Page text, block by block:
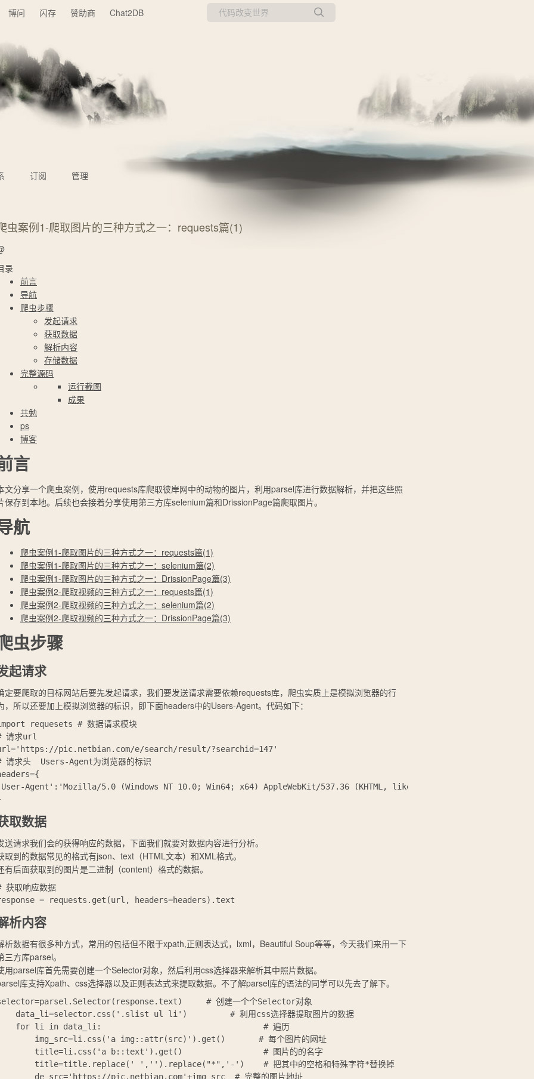
博问 闪存 赞助商 Chat2DB
订阅 管理
虫案例1-爬取图片的三种方式之一：requests篇(1)
录
前言
导航
爬虫步骤
发起请求
获取数据
解析内容
存储数据
完整源码
运行截图
成果
共勉
ps
博客
言
文分享一个爬虫案例，使用requests库爬取彼岸网中的动物的图片，利用parsel库进行数据解析，并把这些照
保存到本地。后续也会接着分享使用第三方库selenium篇和DrissionPage篇爬取图片。
航
爬虫案例1-爬取图片的三种方式之一：requests篇(1)
爬虫案例1-爬取图片的三种方式之一：selenium篇(2)
爬虫案例1-爬取图片的三种方式之一：DrissionPage篇(3)
爬虫案例2-爬取视频的三种方式之一：requests篇(1)
爬虫案例2-爬取视频的三种方式之一：selenium篇(2)
爬虫案例2-爬取视频的三种方式之一：DrissionPage篇(3)
虫步骤
起请求
定要爬取的目标网站后要先发起请求，我们要发送请求需要依赖requests库，爬虫实质上是模拟浏览器的行
，所以还要加上模拟浏览器的标识，即下面headers中的Users-Agent。代码如下：
requesets # 数据请求模块
请求url
pic.netbian.com/e/search/result/?searchid=147'
请求头  Users-Agent为浏览器的标识
Agent':'Mozilla/5.0 (Windows NT 10.0; Win64; x64) AppleWebKit/537.36 (KHTML, like Gecko) Chrome/
取数据
送请求我们会的获得响应的数据，下面我们就要对数据内容进行分析。
取到的数据常见的格式有json、text（HTML文本）和XML格式。
有后面获取到的图片是二进制（content）格式的数据。
获取响应数据
析内容
析数据有很多种方式，常用的包括但不限于xpath,正则表达式，lxml，Beautiful Soup等等，今天我们来用一下
三方库parsel。
用parsel库首先需要创建一个Selector对象，然后利用css选择器来解析其中照片数据。
库支持Xpath、css选择器以及正则表达式来提取数据。不了解parsel库的语法的同学可以先去了解下。
# 创建一个个Selector对象
data_li=selector.css('.slist ul li')         # 利用css选择器提取图片的数据
for li in data_li:									# 遍历
img_src=li.css('a img::attr(src)').get()       # 每个图片的网址
title=li.css('a b::text').get()                 # 图片的的名字
title=title.replace(' ','').replace("*",'-')	# 把其中的空格和特殊字符*替换掉